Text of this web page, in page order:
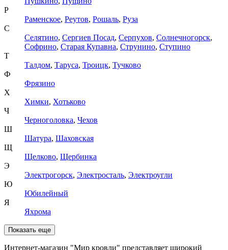
Р
Раменское, Реутов, Рошаль, Руза
С
Селятино, Сергиев Посад, Серпухов, Солнечногорск,
Софрино, Старая Купавна, Струнино, Ступино
Т
Талдом, Таруса, Троицк, Тучково
Ф
Фрязино
Х
Химки, Хотьково
Ч
Черноголовка, Чехов
Ш
Шатура, Шаховская
Щ
Щелково, Щербинка
Э
Электрогорск, Электросталь, Электроугли
Ю
Юбилейный
Я
Яхрома
Показать еще
Интернет-магазин "Мир кровли" представляет широкий